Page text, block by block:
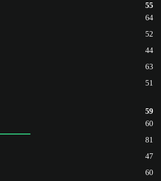
55
64
52
44
63
51
59
60
81
47
60